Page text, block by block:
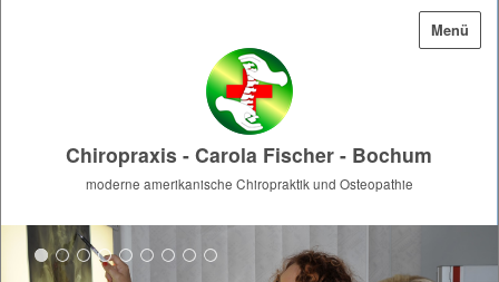
Menü
Chiropraxis - Carola Fischer - Bochum
moderne amerikanische Chiropraktik und Osteopathie